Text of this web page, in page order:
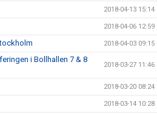
2018-04-13 15:14
2018-04-06 12:59
2018-04-03 09:15
i Bollhallen 7 & 8
2018-03-27 11:46
2018-03-20 08:24
2018-03-14 10:28